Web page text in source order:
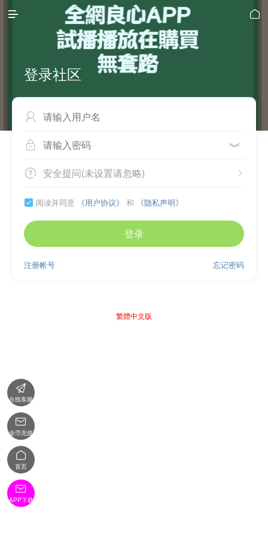
 
登录社区

 
 
安全提问(未设置请忽略)
 阅读并同意 《用户协议》 和 《隐私声明》
登录
忘记密码
注册帐号
繁體中文版

在线客服

金币充值

首页

APP下载